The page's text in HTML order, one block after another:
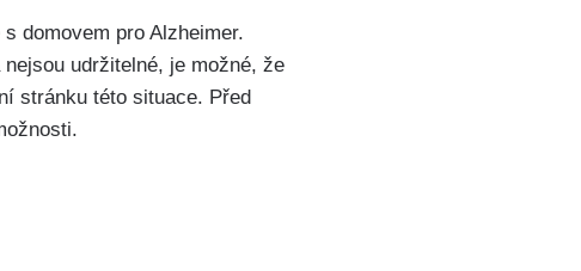
domovem pro Alzheimer.
udržitelné, je možné, že
stránku této situace. Před